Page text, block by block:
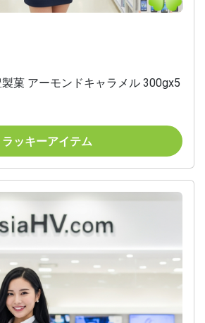
製菓 アーモンドキャラメル 300gx5
ラッキーアイテム